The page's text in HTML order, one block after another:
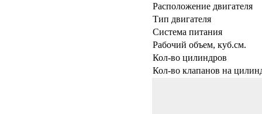
Расположение двигателя
Тип двигателя
Система питания
Рабочий объем, куб.см.
Кол-во цилиндров
Кол-во клапанов на